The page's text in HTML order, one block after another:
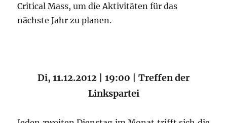
Critical Mass, um die Aktivitäten für das
nächste Jahr zu planen.
Di, 11.12.2012 | 19:00 | Treffen der
Linkspartei